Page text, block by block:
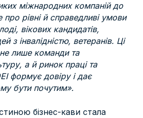
міжнародних компаній до
рівні й справедливі умови
вікових кандидатів,
інвалідністю, ветеранів. Ці
лише команди та
а й ринок праці та
формує довіру і дає
бути почутим».
бізнес-кави стала